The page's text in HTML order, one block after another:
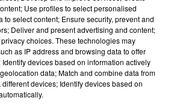
août 2026
août 2026
y a 10 ans, DJ Snake changeait de
dimension avec son premier...
Use profiles to select personalised
to select content; Ensure security, prevent and
Deliver and present advertising and content;
choices. These technologies may
as IP address and browsing data to offer
devices based on information actively
data; Match and combine data from
devices; Identify devices based on